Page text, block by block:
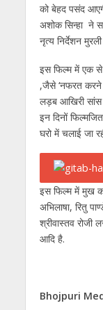
को बेहद पसंद
अशोक सिन्हा ने
नृत्य निर्देशन
इस फिल्म में एक
,जैसे ‘नफरत करने
लड़ब आखिरी सांस
इन दिनों
घरो में चलाई जा
इस फिल्म में मुख
अभिलाषा, रितु
श्रीवास्तव
आदि है.
Bhojpuri